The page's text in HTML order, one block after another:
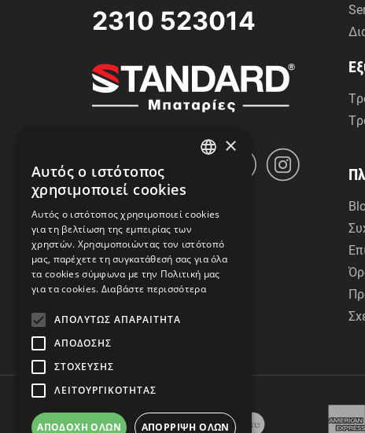
2310 523014
×
Αυτός ο ιστότοπος
χρησιμοποιεί cookies
Αυτός ο ιστότοπος χρησιμοποιεί cookies
για τη βελτίωση της εμπειρίας των
χρηστών. Χρησιμοποιώντας τον ιστότοπό
μας, παρέχετε τη συγκατάθεσή σας για όλα
τα cookies σύμφωνα με την Πολιτική μας
για τα cookies. Διαβάστε περισσότερα
ΑΠΟΛΎΤΩΣ ΑΠΑΡΑΊΤΗΤΑ
ΑΠΌΔΟΣΗΣ
ΣΤΌΧΕΥΣΗΣ
ΛΕΙΤΟΥΡΓΙΚΌΤΗΤΑΣ
ΑΠΟΔΟΧΉ ΌΛΩΝ ΑΠΌΡΡΙΨΗ ΌΛΩΝ